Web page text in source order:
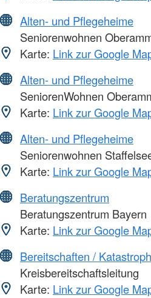
Alten- und Pflegeheime
Seniorenwohnen
Karte: Link zur Google
Alten- und Pflegeheime
SeniorenWohnen
Karte: Link zur Google
Alten- und Pflegeheime
Seniorenwohnen
Karte: Link zur Google
Beratungszentrum
Beratungszentrum Bayern
Karte: Link zur Google
Bereitschaften /
Kreisbereitschaftsleitung
Karte: Link zur Google